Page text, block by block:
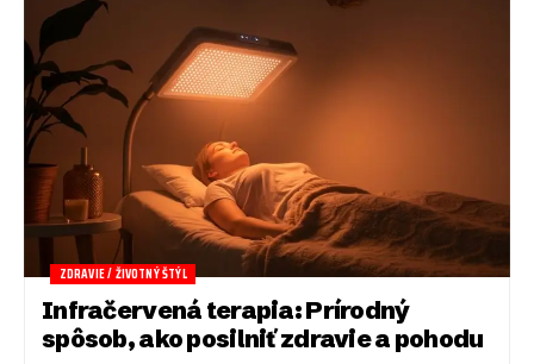
ZDRAVIE / ŽIVOTNÝ ŠTÝL
Infračervená terapia: Prírodný
spôsob, ako posilniť zdravie a pohodu